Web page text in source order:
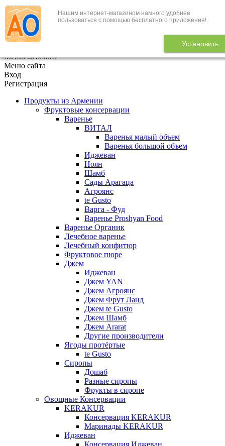
Нашим интернет-магазином намного удобнее
пользоваться с помощью бесплатного приложения!
Установить
+7 (495) 646-888-1
В корзине 0
Меню каталога
Меню сайта
Вход
Регистрация
Продукты из Армении
Фруктовые консервации
Варенье
ВИТАЛ
Варенья малый объем
Варенья большой объем
Иджеван
Ноян
Шамб
Сады Арагаца
Агроянс
te Gusto
Варга - Фуд
Варенье Proshyan Food
Варенье Органик
Лечебное варенье
Лечебный конфитюр
Фруктовое пюре
Джем
Иджеван
Джем YAN
Джем Агроянс
Джем Фрут Ланд
Джем te Gusto
Джем Шамб
Джем Ararat
Другие производители
Ягоды протёртые
te Gusto
Сиропы
Дошаб
Разные сиропы
Фрукты в сиропе
Овощные Консервации
KERAKUR
Консервация KERAKUR
Маринады KERAKUR
Иджеван
Консервация Иджеван